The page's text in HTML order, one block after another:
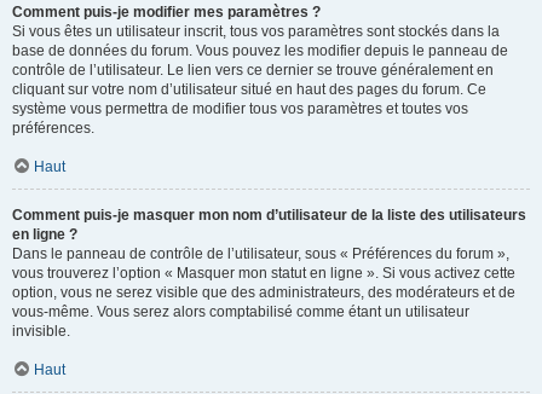
Comment puis-je modifier mes paramètres ?
Si vous êtes un utilisateur inscrit, tous vos paramètres sont stockés dans la
base de données du forum. Vous pouvez les modifier depuis le panneau de
contrôle de l’utilisateur. Le lien vers ce dernier se trouve généralement en
cliquant sur votre nom d’utilisateur situé en haut des pages du forum. Ce
système vous permettra de modifier tous vos paramètres et toutes vos
préférences.
Haut
Comment puis-je masquer mon nom d’utilisateur de la liste des utilisateurs
en ligne ?
Dans le panneau de contrôle de l’utilisateur, sous « Préférences du forum »,
vous trouverez l’option « Masquer mon statut en ligne ». Si vous activez cette
option, vous ne serez visible que des administrateurs, des modérateurs et de
vous-même. Vous serez alors comptabilisé comme étant un utilisateur
invisible.
Haut